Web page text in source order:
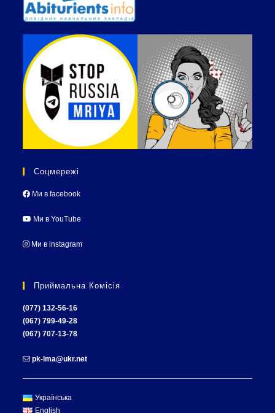
Соцмережі
Ми в facebook
Ми в YouTube
Ми в instagram
Приймальна Комісія
(077) 132-56-16
(067) 799-49-28
(067) 707-13-78
pk-lma@ukr.net
Українська
English